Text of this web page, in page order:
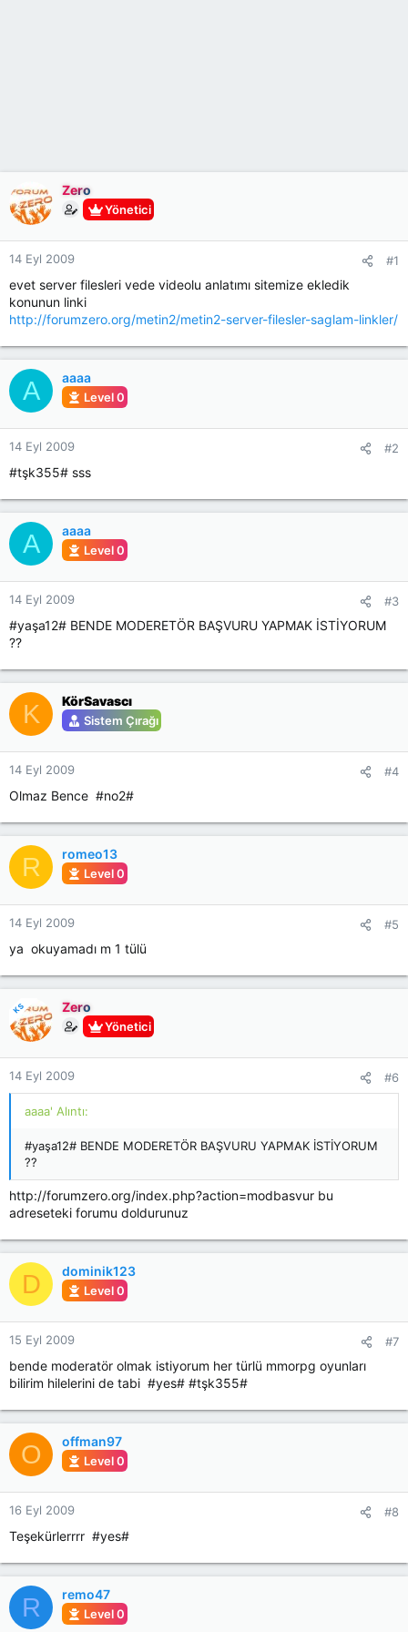
Zero
Yönetici
14 Eyl 2009 #1
evet server filesleri vede videolu anlatımı sitemize ekledik
konunun linki
http://forumzero.org/metin2/metin2-server-filesler-saglam-linkler/
A aaaa
Level 0
14 Eyl 2009 #2
#tşk355# sss
A aaaa
Level 0
14 Eyl 2009 #3
#yaşa12# BENDE MODERETÖR BAŞVURU YAPMAK İSTİYORUM
??
K KörSavascı
Sistem Çırağı
14 Eyl 2009 #4
Olmaz Bence #no2#
R romeo13
Level 0
14 Eyl 2009 #5
ya okuyamadı m 1 tülü
KS Zero
Yönetici
14 Eyl 2009 #6
aaaa' Alıntı:
#yaşa12# BENDE MODERETÖR BAŞVURU YAPMAK İSTİYORUM
??
http://forumzero.org/index.php?action=modbasvur bu
adreseteki forumu doldurunuz
D dominik123
Level 0
15 Eyl 2009 #7
bende moderatör olmak istiyorum her türlü mmorpg oyunları
bilirim hilelerini de tabi #yes# #tşk355#
O offman97
Level 0
16 Eyl 2009 #8
Teşekürlerrrr #yes#
R remo47
Level 0